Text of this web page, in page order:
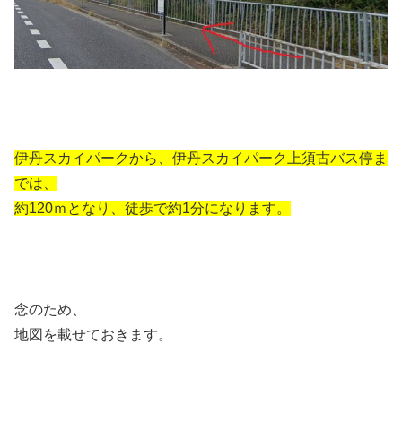
伊丹スカイパークから、伊丹スカイパーク上須古バス停ま
では、
約120ｍとなり、徒歩で約1分になります。
念のため、
地図を載せておきます。